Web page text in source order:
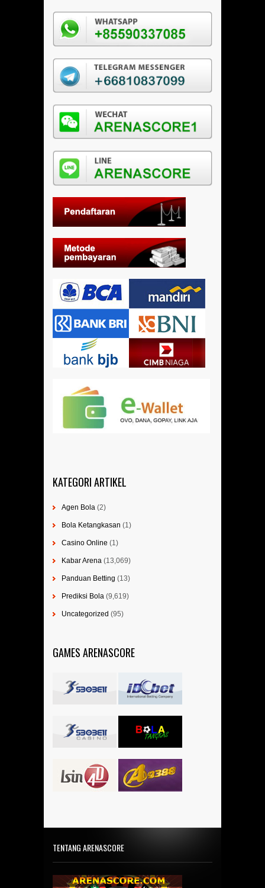
KATEGORI ARTIKEL
Agen Bola (2)
Bola Ketangkasan (1)
Casino Online (1)
Kabar Arena (13,069)
Panduan Betting (13)
Prediksi Bola (9,619)
Uncategorized (95)
GAMES ARENASCORE
TENTANG ARENASCORE